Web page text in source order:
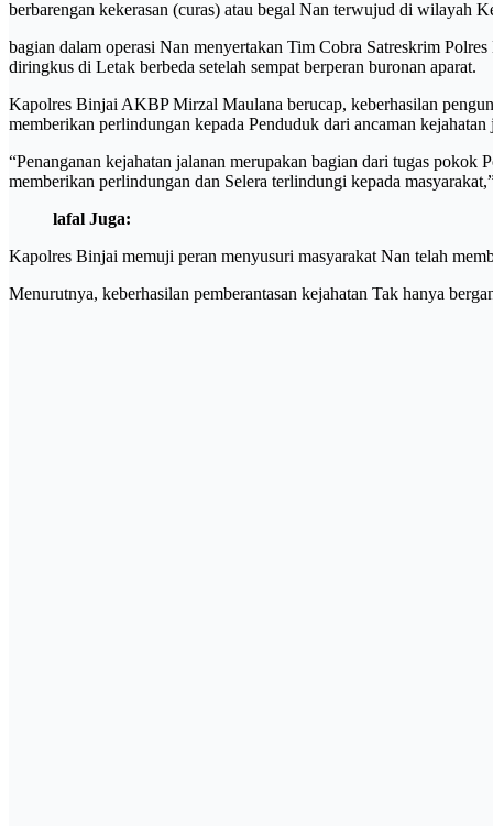
berbarengan kekerasan (curas) atau begal Nan terwujud di wilayah
bagian dalam operasi Nan menyertakan Tim Cobra Satreskrim
diringkus di Letak berbeda setelah sempat berperan buronan aparat.
Kapolres Binjai AKBP Mirzal Maulana berucap, keberhasilan
memberikan perlindungan kepada Penduduk dari ancaman kejahatan
“Penanganan kejahatan jalanan merupakan bagian dari tugas pokok
memberikan perlindungan dan Selera terlindungi kepada
lafal Juga:
Kapolres Binjai memuji peran menyusuri masyarakat Nan telah
Menurutnya, keberhasilan pemberantasan kejahatan Tak hanya